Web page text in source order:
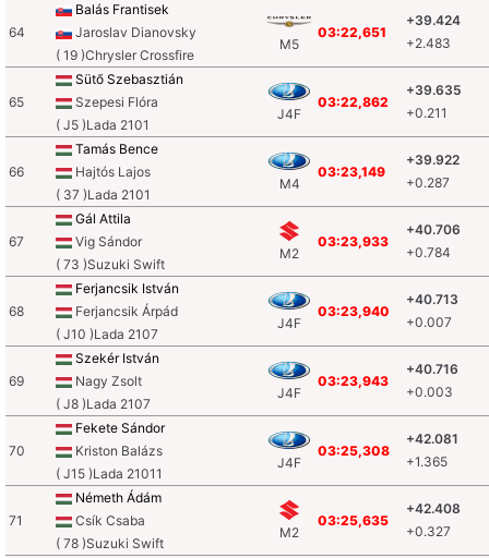
64
Balás Frantisek
Jaroslav Dianovsky
( 19 )Chrysler Crossfire
M5
03:22,651
+39.424
+2.483
65
Sütő Szebasztián
Szepesi Flóra
( J5 )Lada 2101
J4F
03:22,862
+39.635
+0.211
66
Tamás Bence
Hajtós Lajos
( 37 )Lada 2101
M4
03:23,149
+39.922
+0.287
67
Gál Attila
Vig Sándor
( 73 )Suzuki Swift
M2
03:23,933
+40.706
+0.784
68
Ferjancsik István
Ferjancsik Árpád
( J10 )Lada 2107
J4F
03:23,940
+40.713
+0.007
69
Szekér István
Nagy Zsolt
( J8 )Lada 2107
J4F
03:23,943
+40.716
+0.003
70
Fekete Sándor
Kriston Balázs
( J15 )Lada 21011
J4F
03:25,308
+42.081
+1.365
71
Németh Ádám
Csík Csaba
( 78 )Suzuki Swift
M2
03:25,635
+42.408
+0.327